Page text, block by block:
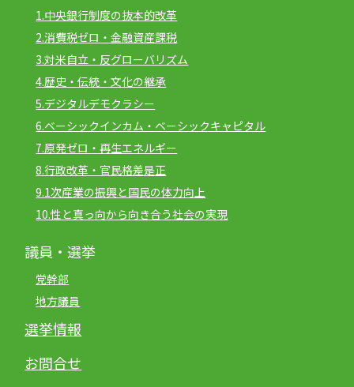
1.中央銀行制度の抜本的改革
2.消費税ゼロ・金融資産課税
3.対米自立・反グローバリズム
4.歴史・伝統・文化の継承
5.デジタルデモクラシー
6.ベーシックインカム・ベーシックキャピタル
7.原発ゼロ・再生エネルギー
8.行政改革・官民格差是正
9.1次産業の振興と国民の体力向上
10.性と真っ向から向き合う社会の実現
議員・選挙
党幹部
地方議員
選挙情報
お問合せ